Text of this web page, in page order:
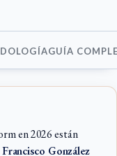
GUÍA
en 2026 están
Francisco González